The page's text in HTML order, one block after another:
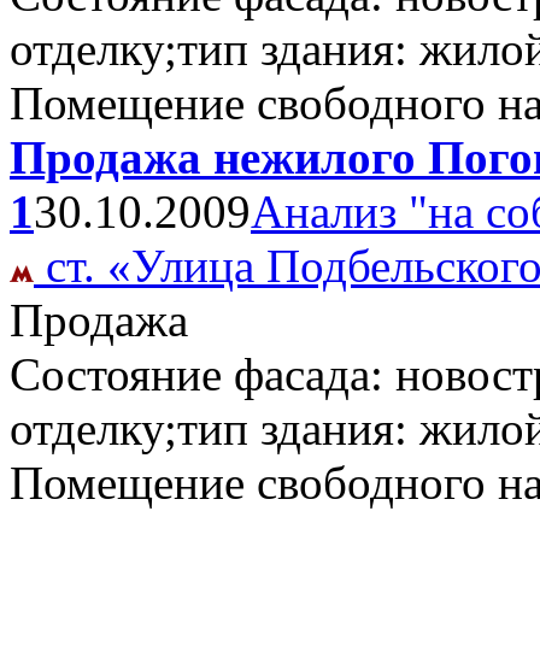
отделку;тип здания:
Помещение свободного
Продажа нежилого
130.10.2009Анализ "на
ст. «Улица
Продажа
Состояние фасада:
отделку;тип здания:
Помещение свободного